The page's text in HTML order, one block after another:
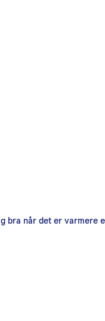
når det er varmere